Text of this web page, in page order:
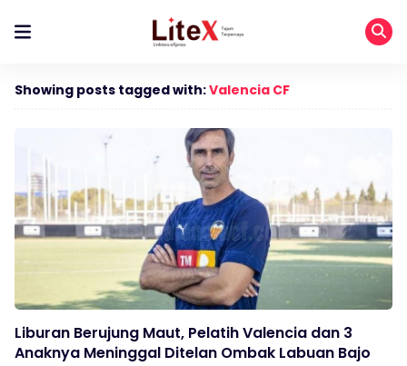
Showing posts tagged with:Valencia CF
Liburan Berujung Maut, Pelatih Valencia dan 3
Anaknya Meninggal Ditelan Ombak Labuan Bajo